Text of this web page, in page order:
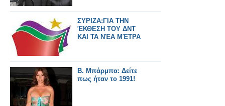
ΣΥΡΙΖΑ:ΓΙΑ ΤΗΝ
ΈΚΘΕΣΗ ΤΟΥ ΔΝΤ
ΚΑΙ ΤΑ ΝΈΑ ΜΈΤΡΑ
B. Μπάρμπα: Δείτε
πως ήταν το 1991!